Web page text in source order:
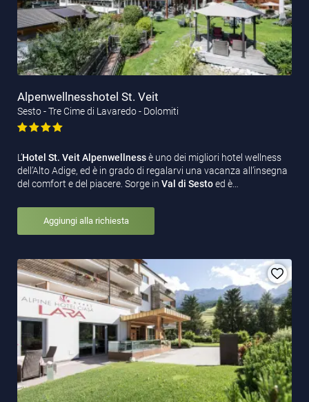
Alpenwellnesshotel St. Veit
Sesto - Tre Cime di Lavaredo - Dolomiti
L’Hotel St. Veit Alpenwellnessè uno dei migliori hotel wellness
dell’Alto Adige, ed è in grado di regalarvi una vacanza all’insegna
del comfort e del piacere. Sorge in Val di Sestoed è…
Aggiungi alla richiesta